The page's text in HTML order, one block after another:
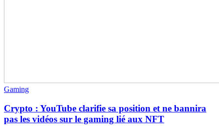
Gaming
Crypto : YouTube clarifie sa position et ne bannira
pas les vidéos sur le gaming lié aux NFT